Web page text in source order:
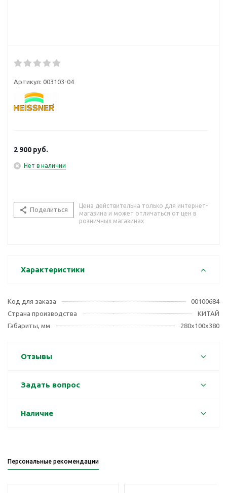
Артикул: 003103-04
2 900 руб.
Нет в наличии
Поделиться
Цена действительна только для интернет-
магазина и может отличаться от цен в
розничных магазинах
Характеристики
Код для заказа
00100684
Страна производства
КИТАЙ
Габариты, мм
280х100х380
Отзывы
Задать вопрос
Наличие
Персональные рекомендации